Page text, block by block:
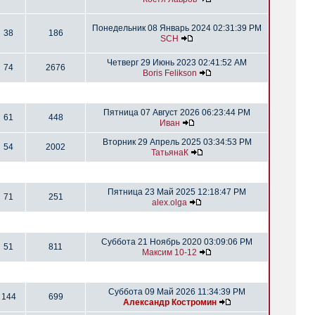
38 186
Понедельник 08 Январь 2024 02:31:39 PM
SCH
74 2676
Четверг 29 Июнь 2023 02:41:52 AM
Boris Felikson
61 448
Пятница 07 Август 2026 06:23:44 PM
Иван
54 2002
Вторник 29 Апрель 2025 03:34:53 PM
ТатьянаК
71 251
Пятница 23 Май 2025 12:18:47 PM
alex.olga
51 811
Суббота 21 Ноябрь 2020 03:09:06 PM
Максим 10-12
144 699
Суббота 09 Май 2026 11:34:39 PM
Александр Костромин